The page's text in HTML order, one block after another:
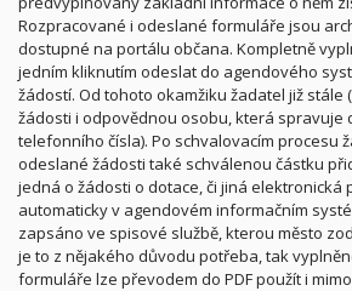
Rozpracované i odeslané formuláře jsou
dostupné na portálu občana. Kompletně
jedním kliknutím odeslat do agendového
žádostí. Od tohoto okamžiku žadatel již stále
žádosti i odpovědnou osobu, která spravuje
telefonního čísla). Po schvalovacím procesu
odeslané žádosti také schválenou částku
jedná o žádosti o dotace, či jiná elektronická
automaticky v agendovém informačním
zapsáno ve spisové službě, kterou město
je to z nějakého důvodu potřeba, tak
formuláře lze převodem do PDF použít i